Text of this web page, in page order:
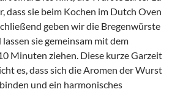
dass sie beim Kochen im Dutch Oven
geben wir die Bregenwürste
sie gemeinsam mit dem
Minuten ziehen. Diese kurze Garzeit
es, dass sich die Aromen der Wurst
und ein harmonisches